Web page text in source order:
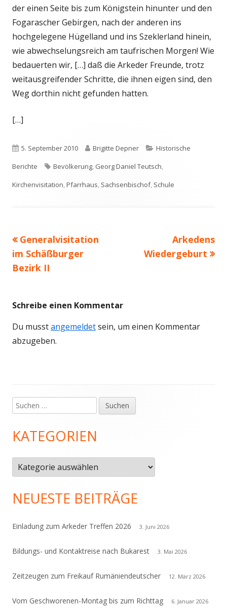
der einen Seite bis zum Königstein hinunter und den
Fogarascher Gebirgen, nach der anderen ins
hochgelegene Hügelland und ins Szeklerland hinein,
wie abwechselungsreich am taufrischen Morgen! Wie
bedauerten wir, […] daß die Arkeder Freunde, trotz
weitausgreifender Schritte, die ihnen eigen sind, den
Weg dorthin nicht gefunden hatten.
[…]
Veröffentlicht
am
5. September 2010 Autor
Brigitte Depner Kategorien
Historische
Berichte
Schlagwörter
Bevölkerung, Georg Daniel Teutsch,
Kirchenvisitation,Pfarrhaus, Sachsenbischof, Schule
Beitragsnavigation
Vorheriger
Beitrag:
Generalvisitation
im Schäßburger
Bezirk II
Nächster
Beitrag
Arkedens
Wiedergeburt
Schreibe einen Kommentar
Du musstangemeldetsein, um einen Kommentar
abzugeben.
Haupt-
Seitenleiste
Suchen
nach:
KATEGORIEN
Kategorien
NEUESTE BEITRÄGE
Einladung zum Arkeder Treffen 2026 3. Juni 2026
Bildungs- und Kontaktreise nach Bukarest 3. Mai 2026
Zeitzeugen zum Freikauf Rumäniendeutscher 12. März 2026
Vom Geschworenen-Montag bis zum Richttag 6. Januar 2026